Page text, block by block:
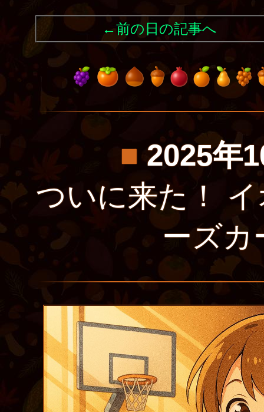
←前の日の記事へ
■ 2025年
ついに来た！
ーズカ